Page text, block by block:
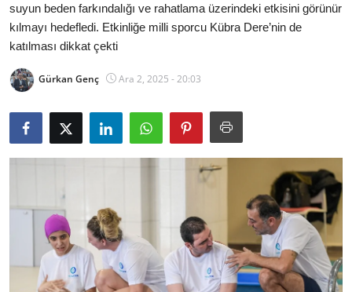
Kamu Kurumları ve Üst Kurullar
Resmi Reklamlar
suyun beden farkındalığı ve rahatlama üzerindeki etkisini görünür
kılmayı hedefledi. Etkinliğe milli sporcu Kübra Dere’nin de
katılması dikkat çekti
Gürkan Genç Ara 2, 2025 - 20:03